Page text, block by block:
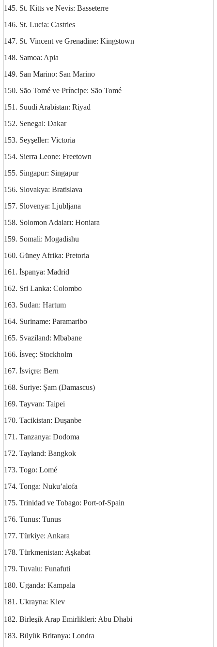
145. St. Kitts ve Nevis: Basseterre
146. St. Lucia: Castries
147. St. Vincent ve Grenadine: Kingstown
148. Samoa: Apia
149. San Marino: San Marino
150. São Tomé ve Príncipe: São Tomé
151. Suudi Arabistan: Riyad
152. Senegal: Dakar
153. Seyşeller: Victoria
154. Sierra Leone: Freetown
155. Singapur: Singapur
156. Slovakya: Bratislava
157. Slovenya: Ljubljana
158. Solomon Adaları: Honiara
159. Somali: Mogadishu
160. Güney Afrika: Pretoria
161. İspanya: Madrid
162. Sri Lanka: Colombo
163. Sudan: Hartum
164. Suriname: Paramaribo
165. Svaziland: Mbabane
166. İsveç: Stockholm
167. İsviçre: Bern
168. Suriye: Şam (Damascus)
169. Tayvan: Taipei
170. Tacikistan: Duşanbe
171. Tanzanya: Dodoma
172. Tayland: Bangkok
173. Togo: Lomé
174. Tonga: Nuku’alofa
175. Trinidad ve Tobago: Port-of-Spain
176. Tunus: Tunus
177. Türkiye: Ankara
178. Türkmenistan: Aşkabat
179. Tuvalu: Funafuti
180. Uganda: Kampala
181. Ukrayna: Kiev
182. Birleşik Arap Emirlikleri: Abu Dhabi
183. Büyük Britanya: Londra